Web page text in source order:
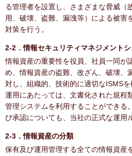
る管理者を設置し、さまざまな脅威（
用、破壊、盗難、漏洩等）による被害
対策を行う。
2-2．情報セキュリティマネジメント
情報資産の重要性を役員、社員一同が
め、情報資産の盗難、改ざん、破壊、
対し、組織的、技術的に適切なISMS
運用にあたっては、文書化された規程
管理システムを利用することができる
び承認についても、当社の正式な運用
2-3．情報資産の分類
保有及び運用管理する全ての情報資産